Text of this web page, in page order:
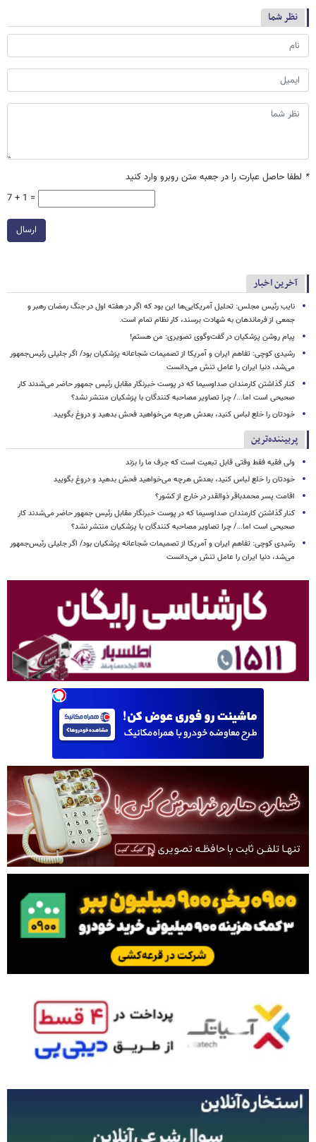
نظر شما
* لطفا حاصل عبارت را در جعبه متن روبرو وارد کنید
7 + 1 =
ارسال
آخرین اخبار
نایب رئیس مجلس: تحلیل آمریکایی‌ها این بود که اگر در هفته اول در جنگ رمضان رهبر و
جمعی از فرماندهان به شهادت برسند، کار نظام تمام است.
پیام روشن پزشکیان در گفت‌وگوی تصویری: من هستم!
رشیدی کوچی: تفاهم ایران و آمریکا از تصمیمات شجاعانه پزشکیان بود/ اگر جلیلی رئیس‌جمهور
می‌شد، دنیا ایران را عامل تنش می‌دانست
کنار گذاشتن کارمندان صداوسیما که در پوست خبرنگار مقابل رئیس جمهور حاضر می‌شدند کار
صحیحی است اما.../ چرا تصاویر مصاحبه کنندگان با پزشکیان منتشر نشد؟
خودتان را خلع لباس کنید، بعدش هرچه می‌خواهید فحش بدهید و دروغ بگویید
پربیننده‌ترین
ولی فقیه فقط وقتی قابل تبعیت است که جرف ما را بزند
خودتان را خلع لباس کنید، بعدش هرچه می‌خواهید فحش بدهید و دروغ بگویید
اقامت پسر محمدباقر ذوالقدر در خارج از کشور؟
کنار گذاشتن کارمندان صداوسیما که در پوست خبرنگار مقابل رئیس جمهور حاضر می‌شدند کار
صحیحی است اما.../ چرا تصاویر مصاحبه کنندگان با پزشکیان منتشر نشد؟
رشیدی کوچی: تفاهم ایران و آمریکا از تصمیمات شجاعانه پزشکیان بود/ اگر جلیلی رئیس‌جمهور
می‌شد، دنیا ایران را عامل تنش می‌دانست